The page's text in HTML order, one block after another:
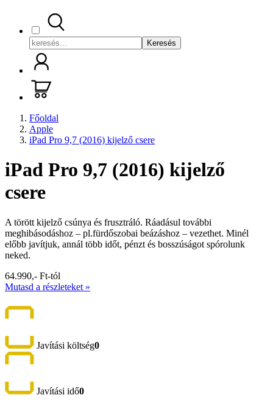
Keresés
Főoldal
Apple
iPad Pro 9,7 (2016) kijelző csere
iPad Pro 9,7 (2016) kijelző
csere
A törött kijelző csúnya és frusztráló. Ráadásul további
meghibásodáshoz – pl.fürdőszobai beázáshoz – vezethet. Minél
előbb javítjuk, annál több időt, pénzt és bosszúságot spórolunk
neked.
64.990,- Ft-tól
Mutasd a részleteket »
Javítási költség0
Javítási idő0